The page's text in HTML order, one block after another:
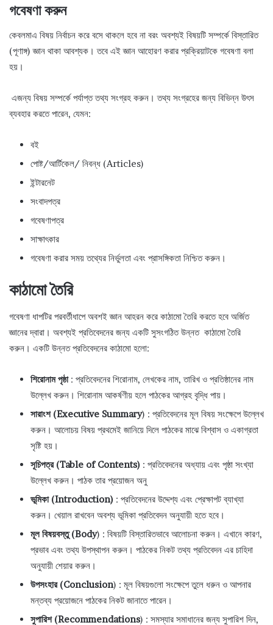
গবেষণা করুন
কেবলমাএ বিষয় নির্বাচন করে বসে থাকলে হবে না বরং অবশ্যই বিষয়টি সম্পর্কে বিস্তারিত
(পূণাঙ্গ) জ্ঞান থাকা আবশ্যক। তবে এই জ্ঞান আহোরণ করার প্রক্রিয়াটকে গবেষণা বলা
হয়।
এজন্য বিষয় সম্পর্কে পর্যাপ্ত তথ্য সংগ্রহ করুন। তথ্য সংগ্রহের জন্য বিভিন্ন উৎস
ব্যবহার করতে পারেন, যেমন:
বই
পোষ্ট/আর্টিকেল/ নিবন্ধ (Articles)
ইন্টারনেট
সংবাদপত্র
গবেষণাপত্র
সাক্ষাৎকার
গবেষণা করার সময় তথ্যের নির্ভুলতা এবং প্রাসঙ্গিকতা নিশ্চিত করুন।
কাঠামো তৈরি
গবেষণা ধাপটির পরবর্তীধাপে অবশই জ্ঞান আহরন করে কাঠামো তৈরি করতে হবে অর্জিত
জ্ঞানের দ্বারা। অবশ্যই প্রতিবেদনের জন্য একটি সুসংগঠিত উন্নত কাঠামো তৈরি
করুন। একটি উন্নত প্রতিবেদনের কাঠামো হলো:
শিরোনাম পৃষ্ঠা: প্রতিবেদনের শিরোনাম, লেখকের নাম, তারিখ ও প্রতিষ্ঠানের নাম
উল্লেখ করুন। শিরোনাম আকর্ষণীয় হলে পাঠকের আগ্রহ বৃদ্ধি পায়।
সারাংশ (Executive Summary) : প্রতিবেদনের মূল বিষয় সংক্ষেপে উল্লেখ
করুন। আলোচয় বিষয় প্রথমেই জানিয়ে দিলে পাঠকের মাঝে বিশ্বাস ও একাগ্রতা
সৃষ্টি হয়।
সূচিপত্র (Table of Contents) : প্রতিবেদনের অধ্যায় এবং পৃষ্ঠা সংখ্যা
উল্লেখ করুন। পাঠক তার প্রয়োজন অনু
ভূমিকা (Introduction) : প্রতিবেদনের উদ্দেশ্য এবং প্রেক্ষাপট ব্যাখ্যা
করুন। খেয়াল রাখবেন অবশ্য ভূমিকা প্রতিবেদন অনুযায়ী হতে হবে।
মূল বিষয়বস্তু (Body) : বিষয়টি বিস্তারিতভাবে আলোচনা করুন। এখানে কারণ,
প্রভাব এবং তথ্য উপস্থাপন করুন। পাঠকের নিকট তথ্য প্রতিবেদন এর চাহিদা
অনুযায়ী শেয়ার করুন।
উপসংহার (Conclusion) : মূল বিষয়গুলো সংক্ষেপে তুলে ধরুন ও আপনার
মন্তব্য প্রয়োজনে পাঠকের নিকট জানাতে পারেন।
সুপারিশ (Recommendations) : সমস্যার সমাধানের জন্য সুপারিশ দিন,